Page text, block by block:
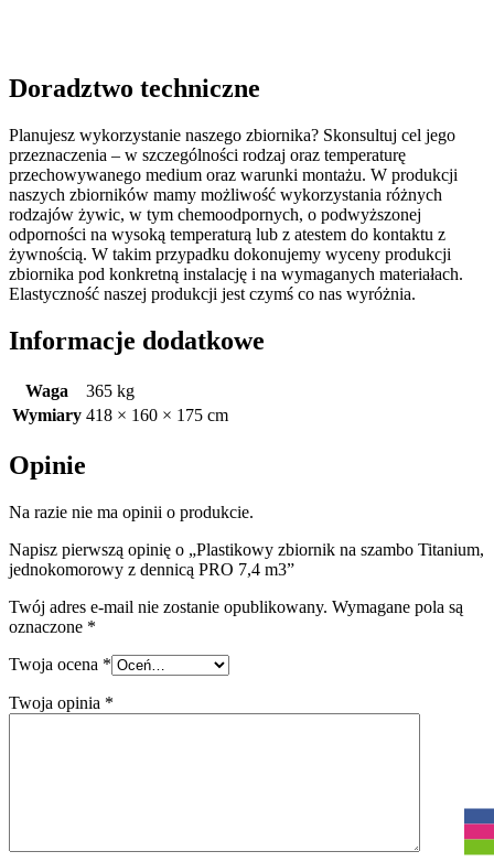
Doradztwo techniczne
Planujesz wykorzystanie naszego zbiornika? Skonsultuj cel jego
przeznaczenia – w szczególności rodzaj oraz temperaturę
przechowywanego medium oraz warunki montażu. W produkcji
naszych zbiorników mamy możliwość wykorzystania różnych
rodzajów żywic, w tym chemoodpornych, o podwyższonej
odporności na wysoką temperaturą lub z atestem do kontaktu z
żywnością. W takim przypadku dokonujemy wyceny produkcji
zbiornika pod konkretną instalację i na wymaganych materiałach.
Elastyczność naszej produkcji jest czymś co nas wyróżnia.
Informacje dodatkowe
Waga
365 kg
Wymiary 418 × 160 × 175 cm
Opinie
Na razie nie ma opinii o produkcie.
Napisz pierwszą opinię o „Plastikowy zbiornik na szambo Titanium,
jednokomorowy z dennicą PRO 7,4 m3”
Twój adres e-mail nie zostanie opublikowany. Wymagane pola są
oznaczone *
Twoja ocena *
Twoja opinia *